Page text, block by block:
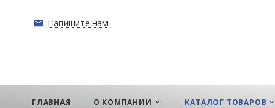
Напишите нам
ГЛАВНАЯ О КОМПАНИИ КАТАЛОГ ТОВАРОВ